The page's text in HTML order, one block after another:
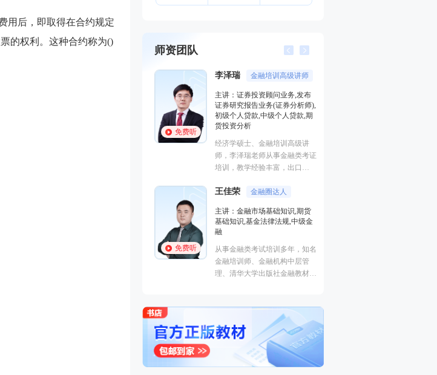
用后，即取得在合约规定
的权利。这种合约称为()
师资团队
免费听
李泽瑞 金融培训高级讲师
主讲：证券投资顾问业务,发布
证券研究报告业务(证券分析师),
初级个人贷款,中级个人贷款,期
货投资分析
经济学硕士、金融培训高级讲
师，李泽瑞老师从事金融类考证
培训，教学经验丰富，出口
能的很有个人风格的老师，江湖
外弟子。
免费听
王佳荣 金融圈达人
主讲：金融市场基础知识,期货
基础知识,基金法律法规,中级金
融
从事金融类考试培训多年，知名
金融培训师、金融机构中层管
理、清华大学出版社金融教材副
的“一哥”。